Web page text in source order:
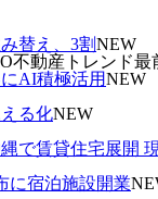
替え、3割NEW
不動産トレンド最
AI積極活用NEW
る化NEW
で賃貸住宅展開
に宿泊施設開業